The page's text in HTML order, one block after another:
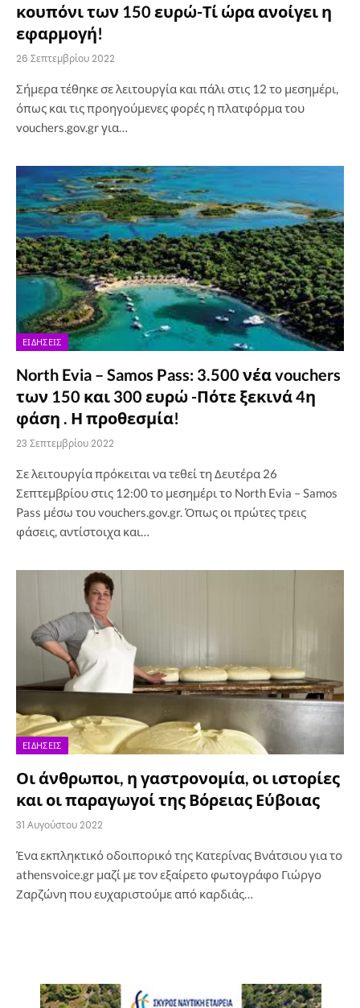
κουπόνι των 150 ευρώ-Τί ώρα ανοίγει η
εφαρμογή!
26 Σεπτεμβρίου 2022
Σήμερα τέθηκε σε λειτουργία και πάλι στις 12 το μεσημέρι,
όπως και τις προηγούμενες φορές η πλατφόρμα του
vouchers.gov.gr για…
ΕΙΔΉΣΕΙΣ
North Evia – Samos Pass: 3.500 νέα vouchers
των 150 και 300 ευρώ -Πότε ξεκινά 4η
φάση . Η προθεσμία!
23 Σεπτεμβρίου 2022
Σε λειτουργία πρόκειται να τεθεί τη Δευτέρα 26
Σεπτεμβρίου στις 12:00 το μεσημέρι το North Evia – Samos
Pass μέσω του vouchers.gov.gr. Όπως οι πρώτες τρεις
φάσεις, αντίστοιχα και…
ΕΙΔΉΣΕΙΣ
Οι άνθρωποι, η γαστρονομία, οι ιστορίες
και οι παραγωγοί της Βόρειας Εύβοιας
31 Αυγούστου 2022
Ένα εκπληκτικό οδοιπορικό της Κατερίνας Βνάτσιου για το
athensvoice.gr μαζί με τον εξαίρετο φωτογράφο Γιώργο
Ζαρζώνη που ευχαριστούμε από καρδιάς…